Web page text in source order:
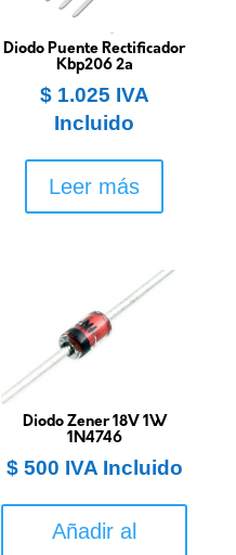
Diodo Puente Rectificador
Kbp206 2a
$1.025 IVA
Incluido
Leer más
Diodo Zener 18V 1W
1N4746
$500 IVA Incluido
Añadir al